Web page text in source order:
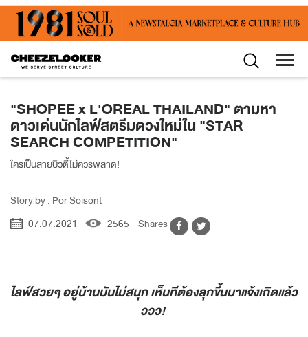
"SHOPEE x L'OREAL THAILAND" ตามหา
ดาวเด่นนักไลฟ์สตรีมดวงใหม่ใน "STAR
SEARCH COMPETITION"
ใครเป็นสายบิวตี้ไม่ควรพลาด!
Story by : Por Soisont
07.07.2021
2565 Shares
ไลฟ์สวยๆ อยู่บ้านมันไม่สนุก เห็นทีต้องลุกขึ้นมาแจ้งเกิดแล้ว
ววว!